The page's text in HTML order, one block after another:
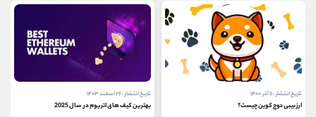
تاریخ انتشار : ۱۱ آذر ۱۴۰۰
ارز بیبی دوج کوین چیست؟
تاریخ انتشار : ۲۶ اسفند ۱۴۰۳
بهترین کیف های اتریوم در سال 2025